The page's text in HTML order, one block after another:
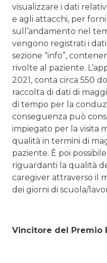
visualizzare i dati
e agli attacchi, per
sull’andamento nel
vengono registrati i
sezione “info”,
rivolte al paziente.
2021, conta circa 550
raccolta di dati di
di tempo per la
conseguenza può
impiegato per la visita
qualità in termini di
paziente. È poi
riguardanti la qualità
caregiver attraverso il
dei giorni di scuola/
Vincitore del Premio